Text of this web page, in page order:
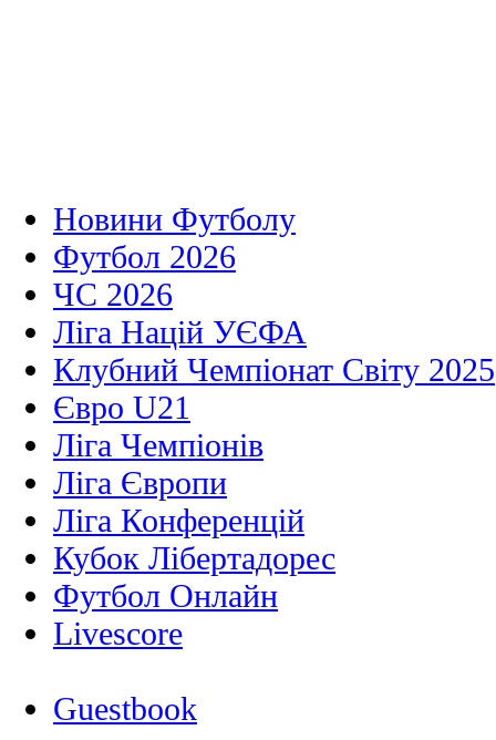
Новини Футболу
Футбол 2026
ЧС 2026
Ліга Націй УЄФА
Клубний Чемпіонат Світу 2025
Євро U21
Ліга Чемпіонів
Ліга Європи
Ліга Конференцій
Кубок Лібертадорес
Футбол Онлайн
Livescore
Guestbook